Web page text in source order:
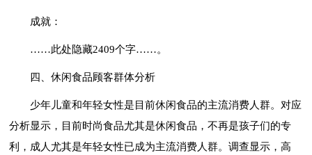
成就：
……此处隐藏2409个字……。
四、休闲食品顾客群体分析
少年儿童和年轻女性是目前休闲食品的主流消费人群。对应
分析显示，目前时尚食品尤其是休闲食品，不再是孩子们的专
利，成人尤其是年轻女性已成为主流消费人群。调查显示，高